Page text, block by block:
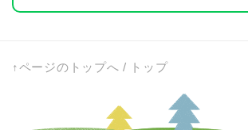
↑ページのトップへ / トップ